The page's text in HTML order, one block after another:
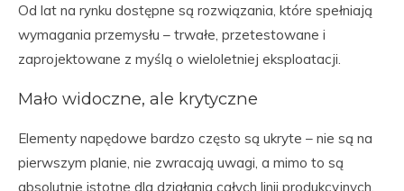
Od lat na rynku dostępne są rozwiązania, które spełniają
wymagania przemysłu – trwałe, przetestowane i
zaprojektowane z myślą o wieloletniej eksploatacji.
Mało widoczne, ale krytyczne
Elementy napędowe bardzo często są ukryte – nie są na
pierwszym planie, nie zwracają uwagi, a mimo to są
absolutnie istotne dla działania całych linii produkcyjnych,